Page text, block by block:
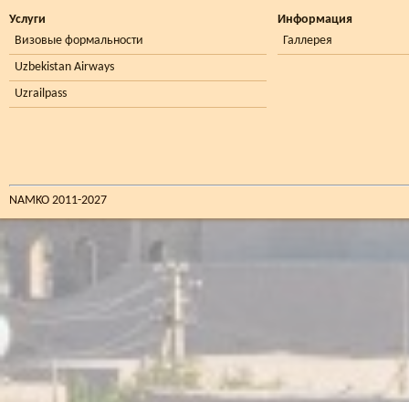
Услуги
Визовые формальности
Uzbekistan Airways
Uzrailpass
Информация
Галлерея
NAMKO 2011-2027